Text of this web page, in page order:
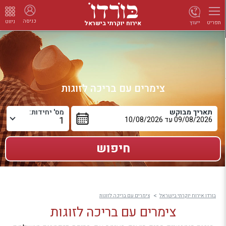
תפריט אירוח יוקרתי בישראל כניסה ניווט ייעוץ
צימרים עם בריכה לזוגות
תאריך מבוקש מס' יחידות:
בורדו אירוח יוקרתי בישראל צימרים עם בריכה לזוגות
צימרים עם בריכה לזוגות